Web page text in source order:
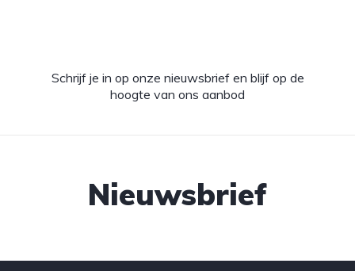
Nieuwsbrief
Schrijf je in op onze nieuwsbrief en blijf op de
hoogte van ons aanbod